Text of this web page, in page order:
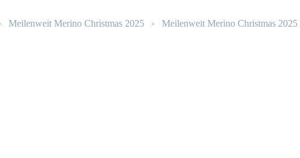
Meilenweit Merino Christmas 2025 › Meilenweit Merino Christmas